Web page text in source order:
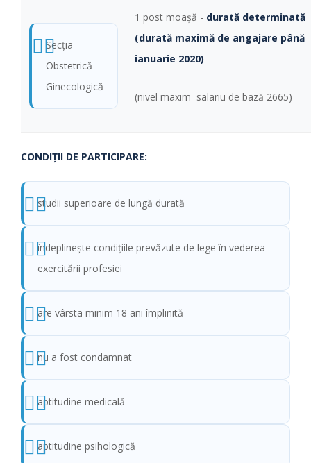
Secţia
Obstetrică
Ginecologică
1 post moaşă - durată determinată
(durată maximă de angajare până
ianuarie 2020)
(nivel maxim salariu de bază 2665)
CONDIŢII DE PARTICIPARE:
studii superioare de lungă durată
îndeplinește condițiile prevăzute de lege în vederea
exercitării profesiei
are vârsta minim 18 ani împlinită
nu a fost condamnat
aptitudine medicală
aptitudine psihologică